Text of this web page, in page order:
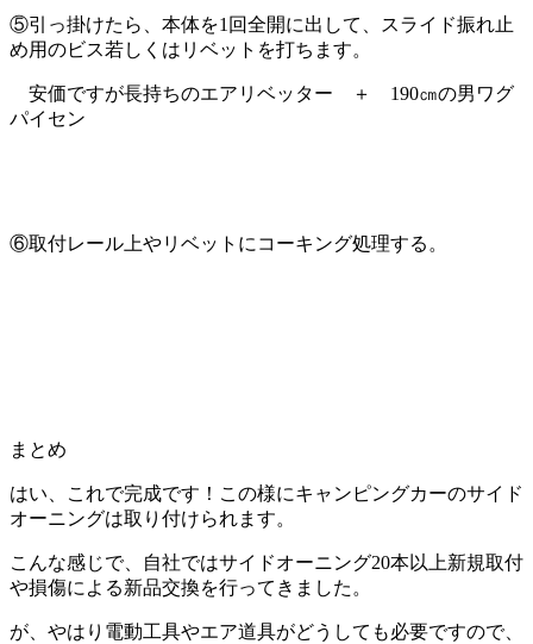
⑤引っ掛けたら、本体を1回全開に出して、スライド振れ止
め用のビス若しくはリベットを打ちます。
安価ですが長持ちのエアリベッター ＋ 190㎝の男ワグ
パイセン
⑥取付レール上やリベットにコーキング処理する。
まとめ
はい、これで完成です！この様にキャンピングカーのサイド
オーニングは取り付けられます。
こんな感じで、自社ではサイドオーニング20本以上新規取付
や損傷による新品交換を行ってきました。
が、やはり電動工具やエア道具がどうしても必要ですので、